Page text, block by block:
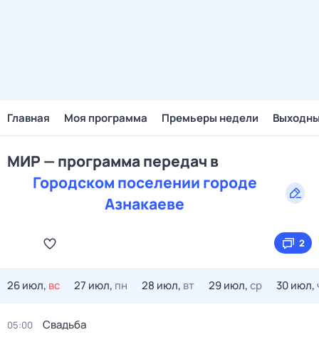
Главная Моя программа Премьеры недели
МИР — программа передач в
Городском поселении городе
Азнакаеве
2
26 июл, вс 27 июл, пн 28 июл, вт 29 июл,ср 30 июл,
05:00 Свадьба